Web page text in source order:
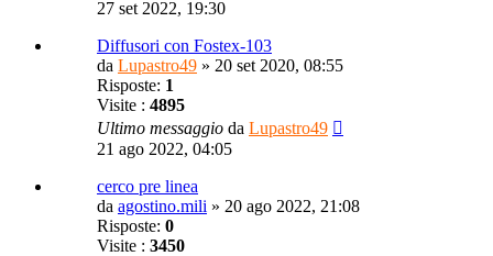
27 set 2022, 19:30
Diffusori con Fostex-103
da Lupastro49 » 20 set 2020, 08:55
Risposte: 1
Visite : 4895
Ultimo messaggio da Lupastro49
21 ago 2022, 04:05
cerco pre linea
da agostino.mili » 20 ago 2022, 21:08
Risposte: 0
Visite : 3450